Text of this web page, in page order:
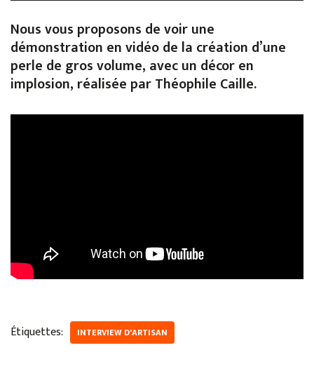
Nous vous proposons de voir une
démonstration en vidéo de la création d’une
perle de gros volume, avec un décor en
implosion, réalisée par Théophile Caille.
Étiquettes: INTERVIEW D'ARTISAN